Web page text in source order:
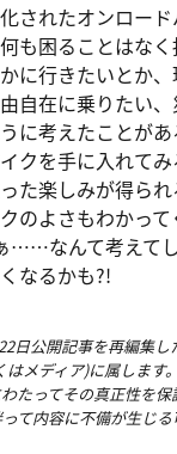
されたオンロー
も困ることはな
に行きたいとか
自在に乗りたい
考えたことがあ
クを手に入れて
た楽しみが得ら
のよさもわかっ
……なんて考えて
なるかも?!
日公開記事を再編集
はメディア)に属しま
たってその真正性を
て内容に不備が生じ